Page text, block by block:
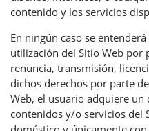
contenido y los servicios
En ningún caso se
utilización del Sitio Web por
renuncia, transmisión,
dichos derechos por parte
Web, el usuario adquiere un
contenidos y/o servicios del